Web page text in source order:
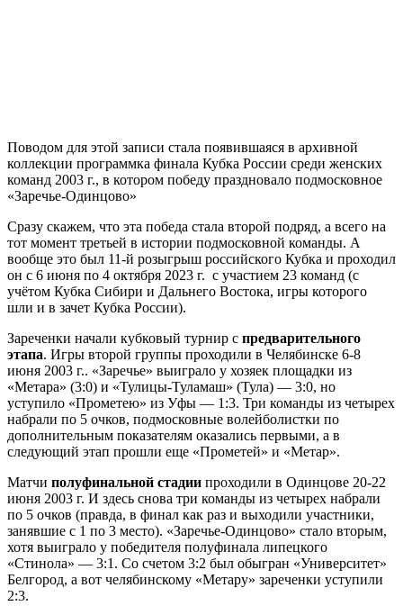
Поводом для этой записи стала появившаяся в архивной
коллекции программка финала Кубка России среди женских
команд 2003 г., в котором победу праздновало подмосковное
«Заречье-Одинцово»
Сразу скажем, что эта победа стала второй подряд, а всего на
тот момент третьей в истории подмосковной команды. А
вообще это был 11-й розыгрыш российского Кубка и проходил
он с 6 июня по 4 октября 2023 г. с участием 23 команд (с
учётом Кубка Сибири и Дальнего Востока, игры которого
шли и в зачет Кубка России).
Зареченки начали кубковый турнир с предварительного
этапа. Игры второй группы проходили в Челябинске 6-8
июня 2003 г.. «Заречье» выиграло у хозяек площадки из
«Метара» (3:0) и «Тулицы-Туламаш» (Тула) — 3:0, но
уступило «Прометею» из Уфы — 1:3. Три команды из четырех
набрали по 5 очков, подмосковные волейболистки по
дополнительным показателям оказались первыми, а в
следующий этап прошли еще «Прометей» и «Метар».
Матчи полуфинальной стадии проходили в Одинцове 20-22
июня 2003 г. И здесь снова три команды из четырех набрали
по 5 очков (правда, в финал как раз и выходили участники,
занявшие с 1 по 3 место). «Заречье-Одинцово» стало вторым,
хотя выиграло у победителя полуфинала липецкого
«Стинола» — 3:1. Со счетом 3:2 был обыгран «Университет»
Белгород, а вот челябинскому «Метару» зареченки уступили
2:3.